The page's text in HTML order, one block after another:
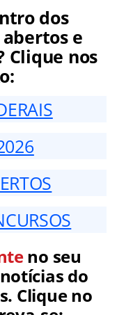
dos
e
Clique nos
no seu
do
Clique no